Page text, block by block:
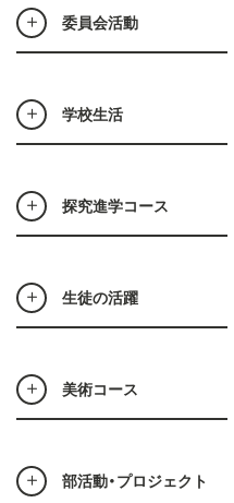
委員会活動
学校生活
探究進学コース
生徒の活躍
美術コース
部活動・プロジェクト